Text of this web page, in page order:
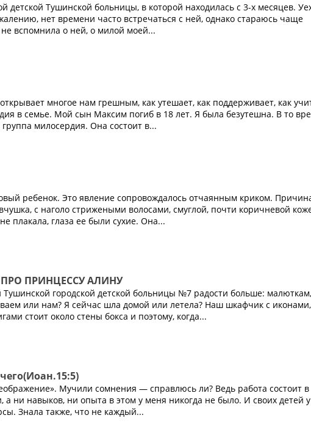
детской Тушинской больницы, в которой находилась с 3-х месяцев.
нет времени часто встречаться с ней, однако стараюсь чаще
вспомнила о ней, о милой моей...
многое нам грешным, как утешает, как поддерживает, как
в семье. Мой сын Максим погиб в 18 лет. Я была безутешна. В то
милосердия. Она состоит в...
ребенок. Это явление сопровождалось отчаянным криком.
с наголо стрижеными волосами, смуглой, почти коричневой
плакала, глаза ее были сухие. Она...
ПРИНЦЕССУ АЛИНУ
городской детской больницы №7 радости больше:
или нам? Я сейчас шла домой или летела? Наш шкафчик с иконами,
стоит около стены бокса и поэтому, когда...
Мучили сомнения — справлюсь ли? Ведь работа состоит в
ни навыков, ни опыта в этом у меня никогда не было. И своих детей
Знала также, что не каждый...